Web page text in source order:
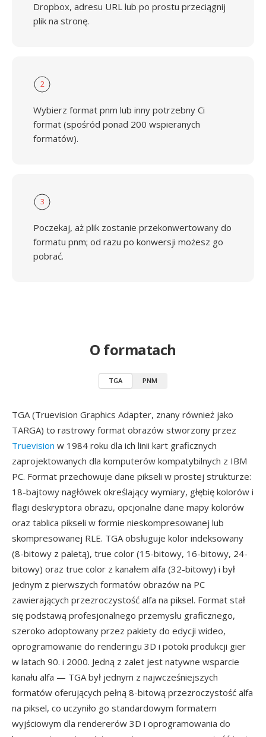
Dropbox, adresu URL lub po prostu przeciągnij
plik na stronę.
2
Wybierz format pnm lub inny potrzebny Ci
format (spośród ponad 200 wspieranych
formatów).
3
Poczekaj, aż plik zostanie przekonwertowany do
formatu pnm; od razu po konwersji możesz go
pobrać.
O formatach
TGA PNM
TGA (Truevision Graphics Adapter, znany również jako
TARGA) to rastrowy format obrazów stworzony przez
Truevision w 1984 roku dla ich linii kart graficznych
zaprojektowanych dla komputerów kompatybilnych z IBM
PC. Format przechowuje dane pikseli w prostej strukturze:
18-bajtowy nagłówek określający wymiary, głębię kolorów i
flagi deskryptora obrazu, opcjonalne dane mapy kolorów
oraz tablica pikseli w formie nieskompresowanej lub
skompresowanej RLE. TGA obsługuje kolor indeksowany
(8-bitowy z paletą), true color (15-bitowy, 16-bitowy, 24-
bitowy) oraz true color z kanałem alfa (32-bitowy) i był
jednym z pierwszych formatów obrazów na PC
zawierających przezroczystość alfa na piksel. Format stał
się podstawą profesjonalnego przemysłu graficznego,
szeroko adoptowany przez pakiety do edycji wideo,
oprogramowanie do renderingu 3D i potoki produkcji gier
w latach 90. i 2000. Jedną z zalet jest natywne wsparcie
kanału alfa — TGA był jednym z najwcześniejszych
formatów oferujących pełną 8-bitową przezroczystość alfa
na piksel, co uczyniło go standardowym formatem
wyjściowym dla rendererów 3D i oprogramowania do